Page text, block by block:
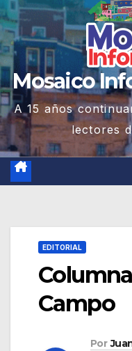
Mosaico
A 15 años
lectores
EDITORIAL
Campo
Por